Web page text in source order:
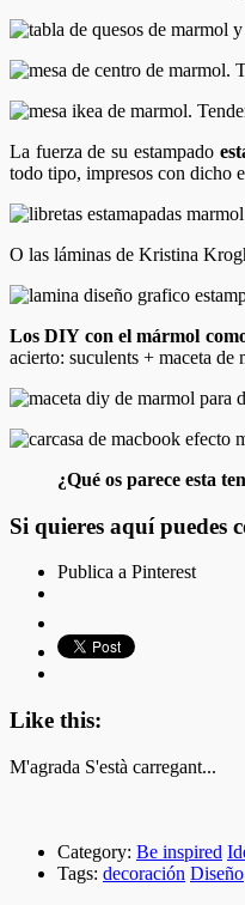
La fuerza de su estampado
todo tipo, impresos con dicho
O las láminas de Kristina
Los DIY con el mármol
acierto: suculents + maceta de
¿Qué os parece esta
Si quieres aquí puedes
Publica a Pinterest
Like this:
M'agrada S'està carregant...
Category: Be inspired
Tags: decoración Diseño